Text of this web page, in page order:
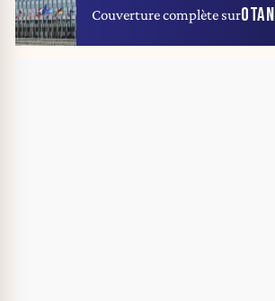
Couverture complète surOTAN